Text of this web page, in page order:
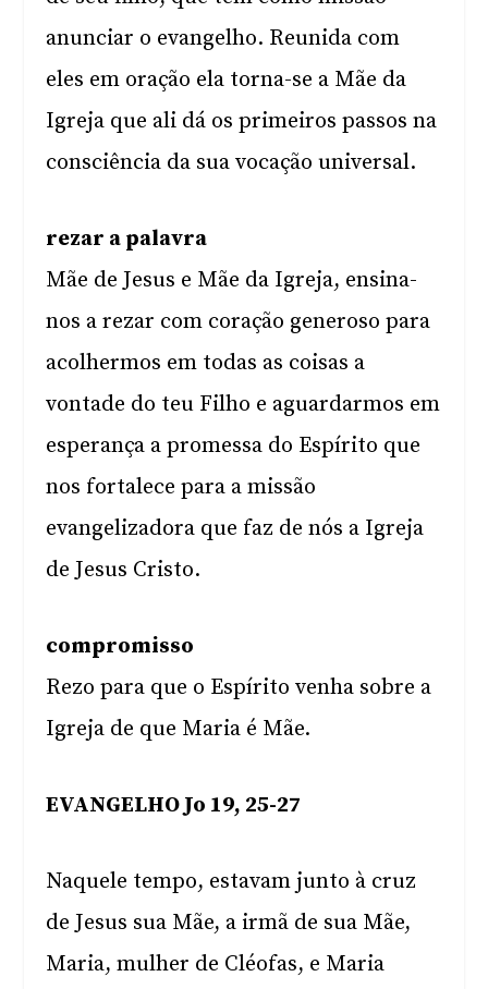
anunciar o evangelho. Reunida com
eles em oração ela torna-se a Mãe da
Igreja que ali dá os primeiros passos na
consciência da sua vocação universal.
rezar a palavra
Mãe de Jesus e Mãe da Igreja, ensina-
nos a rezar com coração generoso para
acolhermos em todas as coisas a
vontade do teu Filho e aguardarmos em
esperança a promessa do Espírito que
nos fortalece para a missão
evangelizadora que faz de nós a Igreja
de Jesus Cristo.
compromisso
Rezo para que o Espírito venha sobre a
Igreja de que Maria é Mãe.
EVANGELHO Jo 19, 25-27
Naquele tempo, estavam junto à cruz
de Jesus sua Mãe, a irmã de sua Mãe,
Maria, mulher de Cléofas, e Maria